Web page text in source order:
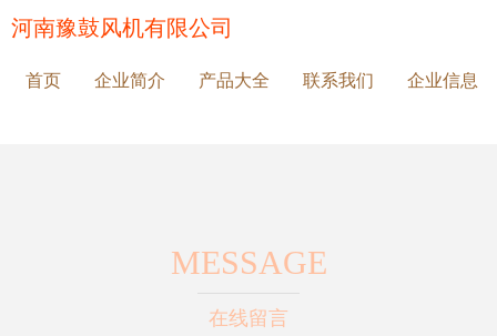
河南豫鼓风机有限公司
首页 企业简介 产品大全 联系我们 企业信息
MESSAGE
在线留言